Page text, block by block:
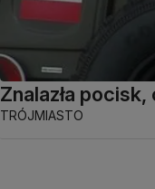
Znalazła
TRÓJMIASTO